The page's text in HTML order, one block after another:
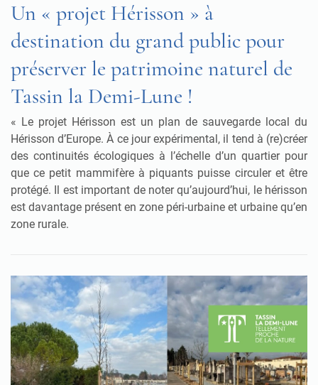
Un « projet Hérisson » à
destination du grand public pour
préserver le patrimoine naturel de
Tassin la Demi-Lune !
« Le projet Hérisson est un plan de sauvegarde local du
Hérisson d’Europe. À ce jour expérimental, il tend à (re)créer
des continuités écologiques à l’échelle d’un quartier pour
que ce petit mammifère à piquants puisse circuler et être
protégé. Il est important de noter qu’aujourd’hui, le hérisson
est davantage présent en zone péri-urbaine et urbaine qu’en
zone rurale.